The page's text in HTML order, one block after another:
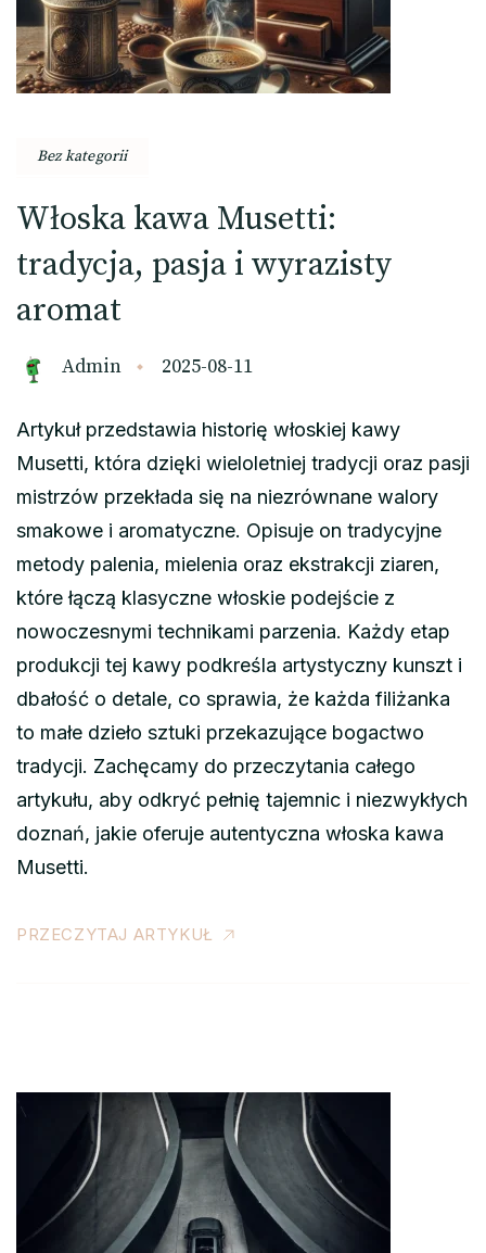
Bez kategorii
Włoska kawa Musetti:
tradycja, pasja i wyrazisty
aromat
Admin 2025-08-11
Artykuł przedstawia historię włoskiej kawy
Musetti, która dzięki wieloletniej tradycji oraz pasji
mistrzów przekłada się na niezrównane walory
smakowe i aromatyczne. Opisuje on tradycyjne
metody palenia, mielenia oraz ekstrakcji ziaren,
które łączą klasyczne włoskie podejście z
nowoczesnymi technikami parzenia. Każdy etap
produkcji tej kawy podkreśla artystyczny kunszt i
dbałość o detale, co sprawia, że każda filiżanka
to małe dzieło sztuki przekazujące bogactwo
tradycji. Zachęcamy do przeczytania całego
artykułu, aby odkryć pełnię tajemnic i niezwykłych
doznań, jakie oferuje autentyczna włoska kawa
Musetti.
PRZECZYTAJ ARTYKUŁ